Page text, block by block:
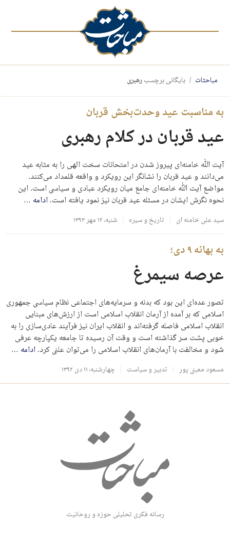
مباحثات بایگانی برچسبرهبری
به مناسبت عید وحدت‌بخش قربان
عید قربان در کلام رهبری
آیت الله خامنه‌ای پیروز شدن در امتحانات سخت الهی را به مثابه عید
می‌دانند و عید قربان را نشانگر این رویکرد و واقعه قلمداد می‌کنند.
مواضع آیت الله خامنه‌ای جامع میان رویکرد عبادی و سیاسی است. این
نحوه نگرش ایشان در مسئله عید قربان نیز نمود یافته است.ادامه …
سید علی خامنه ای تاریخ و سیره شنبه، ۱۲ مهر ۱۳۹۳
به بهانه ۹ دی؛
عرصه سیمرغ
تصور عده‌ای این بود که بدنه و سرمایه‌های اجتماعی نظام سیاسی جمهوری
اسلامی که بر آمده از آرمان انقلاب اسلامی است از ارزش‌های مبنایی
انقلاب اسلامی فاصله گرفته‌اند و انقلاب ایران نیز فرآیند عادی‌سازی را به
خوبی پشت سر گذاشته است و وقت آن رسیده تا جامعه یکپارچه عرفی
شود و مخالفت با آرمان‌های انقلاب اسلامی را می‌توان علنی کرد.ادامه …
مسعود معینی پور تدبیر و سیاست چهارشنبه، ۱۱ دی ۱۳۹۲
رسانه فکری تحلیلی حوزه و روحانیت